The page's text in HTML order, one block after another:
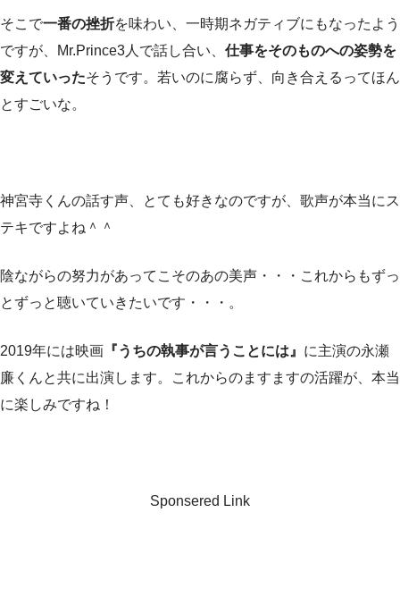
そこで一番の挫折を味わい、一時期ネガティブにもなったよう
ですが、Mr.Prince3人で話し合い、 仕事をそのものへの姿勢を
変えていったそうです。若いのに腐らず、向き合えるってほん
とすごいな。
神宮寺くんの話す声、とても好きなのですが、歌声が本当にス
テキですよね＾＾
陰ながらの努力があってこそのあの美声・・・これからもずっ
とずっと聴いていきたいです・・・。
2019年には映画 『うちの執事が言うことには』 に主演の永瀬
廉くんと共に出演します。これからのますますの活躍が、本当
に楽しみですね！
Sponsered Link